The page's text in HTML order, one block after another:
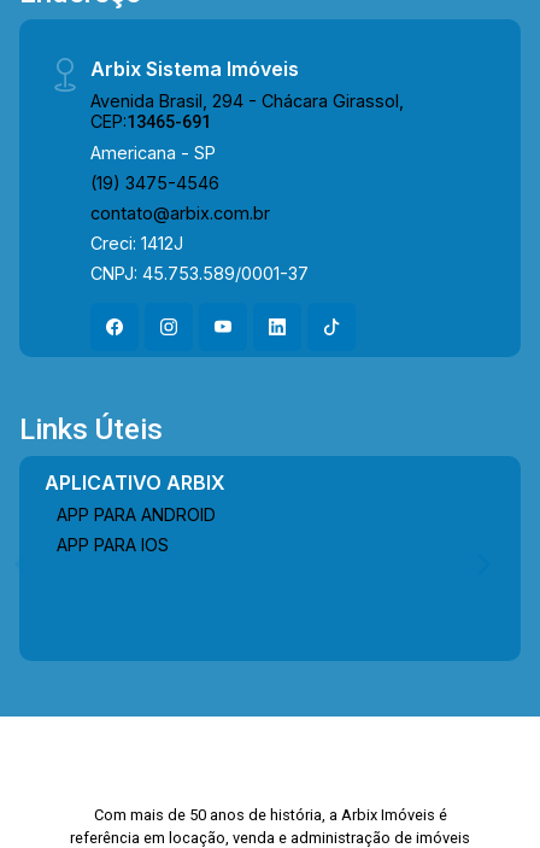
Arbix Sistema Imóveis
Avenida Brasil, 294 - Chácara Girassol,
CEP:13465-691
Americana - SP
(19) 3475-4546
contato@arbix.com.br
Creci: 1412J
CNPJ: 45.753.589/0001-37
Links Úteis
APLICATIVO ARBIX
APP PARA ANDROID
APP PARA IOS
Com mais de 50 anos de história, a Arbix Imóveis é
referência em locação, venda e administração de imóveis